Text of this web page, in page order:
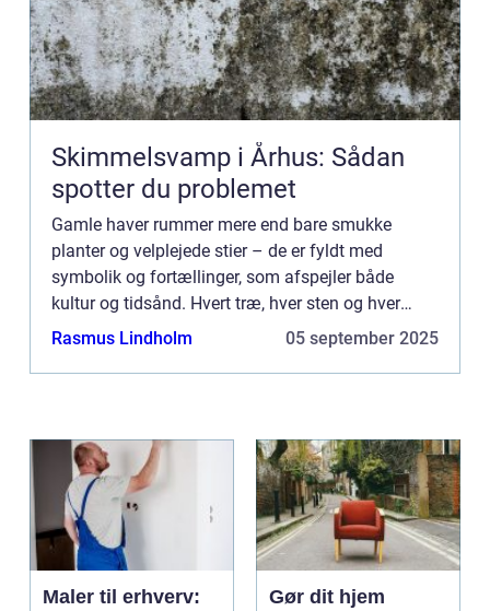
Skimmelsvamp i Århus: Sådan
spotter du problemet
Gamle haver rummer mere end bare smukke
planter og velplejede stier – de er fyldt med
symbolik og fortællinger, som afspejler både
kultur og tidsånd. Hvert træ, hver sten og hver
dam er ofte placeret med en mening, der r...
Rasmus Lindholm 05 september 2025
Maler til erhverv:
Gør dit hjem